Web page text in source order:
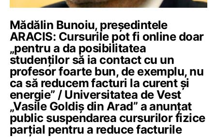
Mădălin Bunoiu, președintele
ARACIS: Cursurile pot fi online doar
„pentru a da posibilitatea
studenților să ia contact cu un
profesor foarte bun, de exemplu, nu
ca să reducem facturi la curent și
energie” / Universitatea de Vest
„Vasile Goldiș din Arad” a anunțat
public suspendarea cursurilor fizice
parțial pentru a reduce facturile